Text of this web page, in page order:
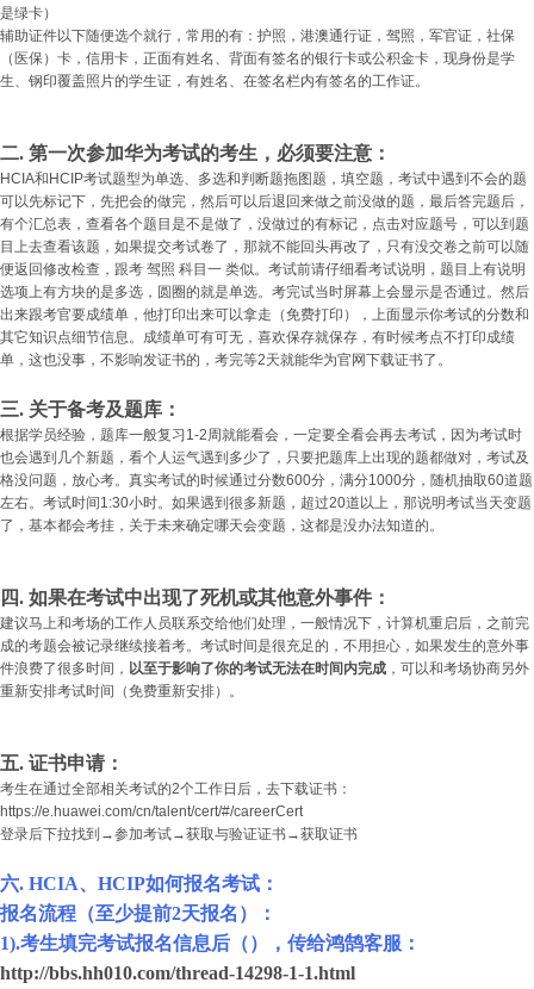
是绿卡）
辅助证件以下随便选个就行，常用的有：护照，港澳通行证，驾照，军官证，社保
（医保）卡，信用卡，正面有姓名、背面有签名的银行卡或公积金卡，现身份是学
生、钢印覆盖照片的学生证，有姓名、在签名栏内有签名的工作证。
二. 第一次参加华为考试的考生，必须要注意：
HCIA和HCIP考试题型为单选、多选和判断题拖图题，填空题，考试中遇到不会的题
可以先标记下，先把会的做完，然后可以后退回来做之前没做的题，最后答完题后，
有个汇总表，查看各个题目是不是做了，没做过的有标记，点击对应题号，可以到题
目上去查看该题，如果提交考试卷了，那就不能回头再改了，只有没交卷之前可以随
便返回修改检查，跟考 驾照 科目一 类似。考试前请仔细看考试说明，题目上有说明
选项上有方块的是多选，圆圈的就是单选。考完试当时屏幕上会显示是否通过。然后
出来跟考官要成绩单，他打印出来可以拿走（免费打印），上面显示你考试的分数和
其它知识点细节信息。成绩单可有可无，喜欢保存就保存，有时候考点不打印成绩
单，这也没事，不影响发证书的，考完等2天就能华为官网下载证书了。
三. 关于备考及题库：
根据学员经验，题库一般复习1-2周就能看会，一定要全看会再去考试，因为考试时
也会遇到几个新题，看个人运气遇到多少了，只要把题库上出现的题都做对，考试及
格没问题，放心考。真实考试的时候通过分数600分，满分1000分，随机抽取60道题
左右。考试时间1:30小时。如果遇到很多新题，超过20道以上，那说明考试当天变题
了，基本都会考挂，关于未来确定哪天会变题，这都是没办法知道的。
四. 如果在考试中出现了死机或其他意外事件：
建议马上和考场的工作人员联系交给他们处理，一般情况下，计算机重启后，之前完
成的考题会被记录继续接着考。考试时间是很充足的，不用担心，如果发生的意外事
件浪费了很多时间， 以至于影响了你的考试无法在时间内完成 ，可以和考场协商另外
重新安排考试时间（免费重新安排）。
五. 证书申请：
考生在通过全部相关考试的2个工作日后，去下载证书：
https://e.huawei.com/cn/talent/cert/#/careerCert
登录后下拉找到→参加考试→获取与验证证书→获取证书
六. HCIA、HCIP如何报名考试：
报名流程（至少提前2天报名）：
1).考生填完考试报名信息后 （） ， 传给鸿鹄客服：
http://bbs.hh010.com/thread-14298-1-1.html